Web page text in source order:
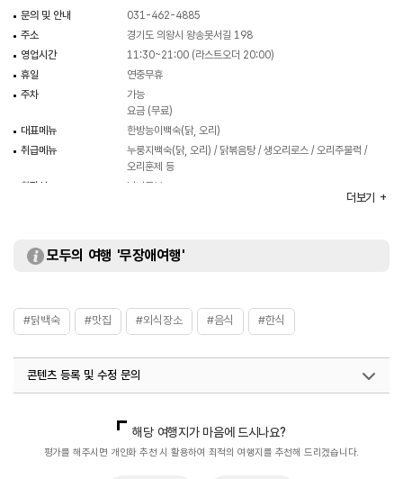
문의 및 안내
031-462-4885
주소
경기도 의왕시 왕송못서길 198
영업시간
11:30~21:00 (라스트오더 20:00)
휴일
연중무휴
주차
가능
요금 (무료)
대표메뉴
한방능이백숙(닭, 오리)
취급메뉴
누룽지백숙(닭, 오리) / 닭볶음탕 / 생오리로스 / 오리주물럭 /
오리훈제 등
화장실
남녀구분
더보기
모두의 여행 '무장애여행'
#닭백숙 #맛집 #외식장소 #음식 #한식
콘텐츠 등록 및 수정 문의
해당 여행지가 마음에 드시나요?
평가를 해주시면 개인화 추천 시 활용하여 최적의 여행지를 추천해 드리겠습니다.